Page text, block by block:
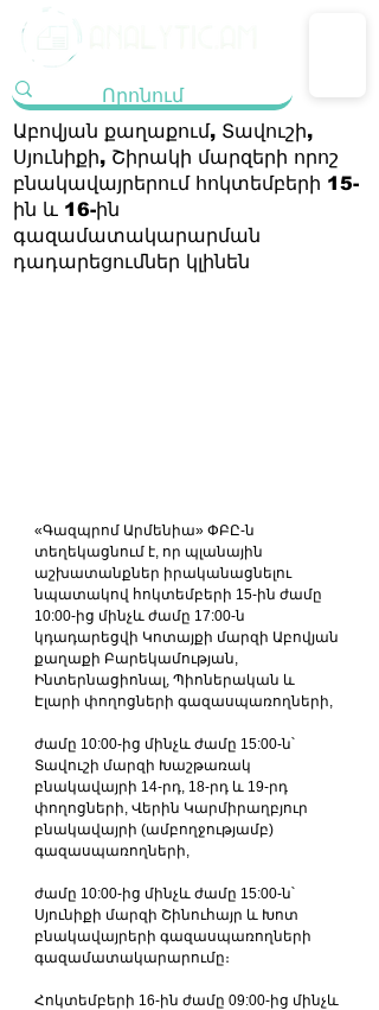
Աբովյան քաղաքում, Տավուշի,
Սյունիքի, Շիրակի մարզերի որոշ
բնակավայրերում հոկտեմբերի 15-
ին և 16-ին
գազամատակարարման
դադարեցումներ կլինեն
«Գազպրոմ Արմենիա» ՓԲԸ-ն
տեղեկացնում է, որ պլանային
աշխատանքներ իրականացնելու
նպատակով հոկտեմբերի 15-ին ժամը
10:00-ից մինչև ժամը 17:00-ն
կդադարեցվի Կոտայքի մարզի Աբովյան
քաղաքի Բարեկամության,
Ինտերնացիոնալ, Պիոներական և
Էլարի փողոցների գազասպառողների,
ժամը 10:00-ից մինչև ժամը 15:00-ն՝
Տավուշի մարզի Խաշթառակ
բնակավայրի 14-րդ, 18-րդ և 19-րդ
փողոցների, Վերին Կարմիրաղբյուր
բնակավայրի (ամբողջությամբ)
գազասպառողների,
ժամը 10:00-ից մինչև ժամը 15:00-ն՝
Սյունիքի մարզի Շինուհայր և Խոտ
բնակավայրերի գազասպառողների
գազամատակարարումը։
Հոկտեմբերի 16-ին ժամը 09:00-ից մինչև